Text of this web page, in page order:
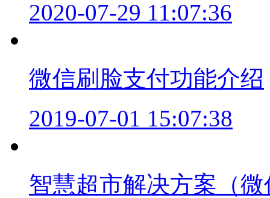
2020-07-29 11:07:36
微信刷脸支付功能介绍
2019-07-01 15:07:38
智慧超市解决方案（